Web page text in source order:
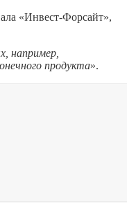
«Инвест-Форсайт»,
например,
продукта».